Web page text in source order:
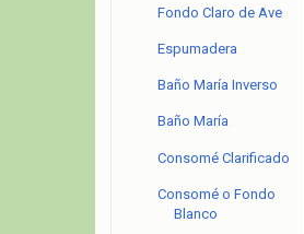
Fondo Claro de Ave
Espumadera
Baño María Inverso
Baño María
Consomé Clarificado
Consomé o Fondo
Blanco